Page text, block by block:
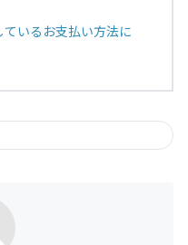
ているお支払い方法に